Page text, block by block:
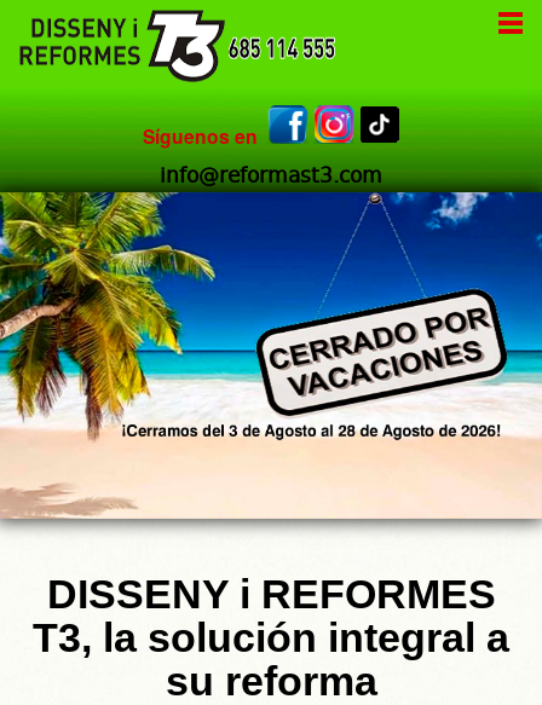
Síguenos en
info@reformast3.com
DISSENY i REFORMES
T3, la solución integral a
su reforma